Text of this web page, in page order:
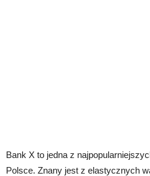
Bank X to jedna z
Polsce. Znany jest z elastycznych